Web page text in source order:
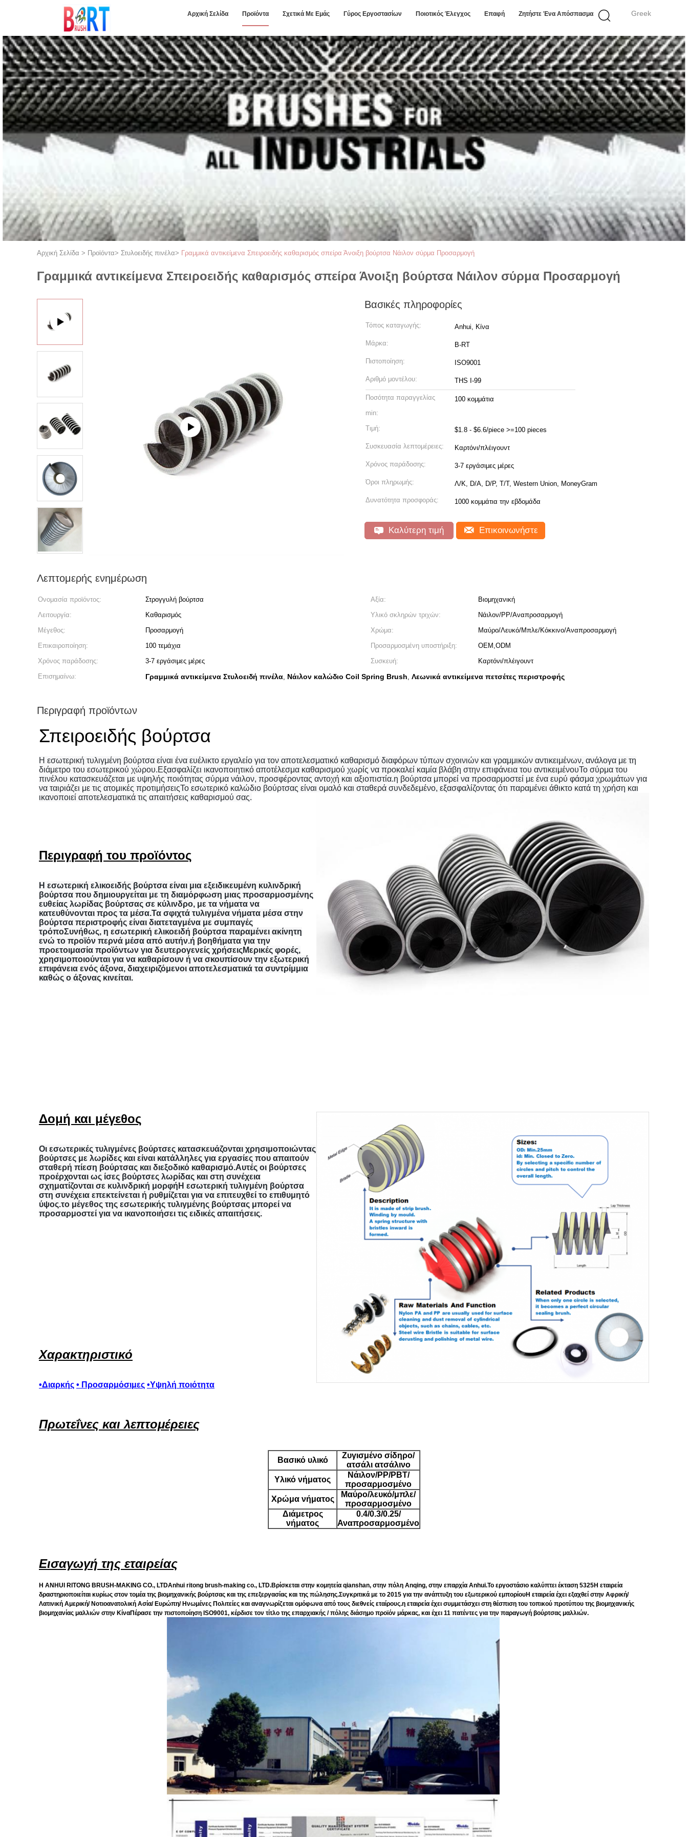
Greek
Αρχική Σελίδα Προϊόντα Σχετικά Με Εμάς Γύρος Εργοστασίων Ποιοτικός Έλεγχος Επαφή Ζητήστε Ένα Απόσπασμα
Αρχική Σελίδα > Προϊόντα> Στυλοειδής πινέλα> Γραμμικά αντικείμενα Σπειροειδής καθαρισμός σπείρα Άνοιξη βούρτσα Νάιλον σύρμα Προσαρμογή
Γραμμικά αντικείμενα Σπειροειδής καθαρισμός σπείρα Άνοιξη βούρτσα Νάιλον σύρμα Προσαρμογή
Βασικές πληροφορίες
Τόπος καταγωγής: Anhui, Κίνα
Μάρκα: B-RT
Πιστοποίηση: ISO9001
Αριθμό μοντέλου: ΤHS I-99
Ποσότητα παραγγελίας
min:
100 κομμάτια
Τιμή: $1.8 - $6.6/piece >=100 pieces
Συσκευασία λεπτομέρειες: Καρτόνι/πλέιγουντ
Χρόνος παράδοσης: 3-7 εργάσιμες μέρες
Όροι πληρωμής: Λ/Κ, D/A, D/P, T/T, Western Union, MoneyGram
Δυνατότητα προσφοράς: 1000 κομμάτια την εβδομάδα
Καλύτερη τιμή Επικοινωνήστε
Λεπτομερής ενημέρωση
Ονομασία προϊόντος: Στρογγυλή βούρτσα Αξία:
Βιομηχανική
Λειτουργία:
Καθαρισμός Υλικό σκληρών τριχών:
Νάιλον/PP/Αναπροσαρμογή
Μέγεθος:
Προσαρμογή Χρώμα:
Μαύρο/Λευκό/Μπλε/Κόκκινο/Αναπροσαρμογή
Επικαιροποίηση:
100 τεμάχια Προσαρμοσμένη υποστήριξη:
OEM,ODM
Χρόνος παράδοσης:
3-7 εργάσιμες μέρες Συσκευή:
Καρτόνι/πλέιγουντ
Επισημαίνω:
Γραμμικά αντικείμενα Στυλοειδή πινέλα, Νάιλον καλώδιο Coil Spring Brush, Λεωνικά αντικείμενα πετσέτες περιστροφής
Περιγραφή προϊόντων
Σπειροειδής βούρτσα
Η εσωτερική τυλιγμένη βούρτσα είναι ένα ευέλικτο εργαλείο για τον αποτελεσματικό καθαρισμό διαφόρων τύπων σχοινιών και γραμμικών αντικειμένων, ανάλογα με τη
διάμετρο του εσωτερικού χώρου.Εξασφαλίζει ικανοποιητικό αποτέλεσμα καθαρισμού χωρίς να προκαλεί καμία βλάβη στην επιφάνεια του αντικειμένουΤο σύρμα του
πινέλου κατασκευάζεται με υψηλής ποιότητας σύρμα νάιλον, προσφέροντας αντοχή και αξιοπιστία.η βούρτσα μπορεί να προσαρμοστεί με ένα ευρύ φάσμα χρωμάτων για
να ταιριάζει με τις ατομικές προτιμήσειςΤο εσωτερικό καλώδιο βούρτσας είναι ομαλό και σταθερά συνδεδεμένο, εξασφαλίζοντας ότι παραμένει άθικτο κατά τη χρήση και
ικανοποιεί αποτελεσματικά τις απαιτήσεις καθαρισμού σας.
Περιγραφή του προϊόντος
Η εσωτερική ελικοειδής βούρτσα είναι μια εξειδικευμένη κυλινδρική
βούρτσα που δημιουργείται με τη διαμόρφωση μιας προσαρμοσμένης
ευθείας λωρίδας βούρτσας σε κύλινδρο, με τα νήματα να
κατευθύνονται προς τα μέσα.Τα σφιχτά τυλιγμένα νήματα μέσα στην
βούρτσα περιστροφής είναι διατεταγμένα με συμπαγές
τρόποΣυνήθως, η εσωτερική ελικοειδή βούρτσα παραμένει ακίνητη
ενώ το προϊόν περνά μέσα από αυτήν.ή βοηθήματα για την
προετοιμασία προϊόντων για δευτερογενείς χρήσειςΜερικές φορές,
χρησιμοποιούνται για να καθαρίσουν ή να σκουπίσουν την εξωτερική
επιφάνεια ενός άξονα, διαχειριζόμενοι αποτελεσματικά τα συντρίμμια
καθώς ο άξονας κινείται.
Δομή και μέγεθος
Οι εσωτερικές τυλιγμένες βούρτσες κατασκευάζονται χρησιμοποιώντας
βούρτσες με λωρίδες και είναι κατάλληλες για εργασίες που απαιτούν
σταθερή πίεση βούρτσας και διεξοδικό καθαρισμό.Αυτές οι βούρτσες
προέρχονται ως ίσες βούρτσες λωρίδας και στη συνέχεια
σχηματίζονται σε κυλινδρική μορφήΗ εσωτερική τυλιγμένη βούρτσα
στη συνέχεια επεκτείνεται ή ρυθμίζεται για να επιτευχθεί το επιθυμητό
ύψος.το μέγεθος της εσωτερικής τυλιγμένης βούρτσας μπορεί να
προσαρμοστεί για να ικανοποιήσει τις ειδικές απαιτήσεις.
Χαρακτηριστικό
•Διαρκής • Προσαρμόσιμες •Υψηλή ποιότητα
Πρωτεΐνες και λεπτομέρειες
Βασικό υλικό
Ζυγισμένο σίδηρο/
ατσάλι ατσάλινο
Υλικό νήματος
Νάιλον/PP/PBT/
προσαρμοσμένο
Χρώμα νήματος
Μαύρο/λευκό/μπλε/
προσαρμοσμένο
Διάμετρος
νήματος
0.4/0.3/0.25/
Αναπροσαρμοσμένο
Εισαγωγή της εταιρείας
Η ANHUI RITONG BRUSH-MAKING CO., LTDAnhui ritong brush-making co., LTD.Βρίσκεται στην κομητεία qianshan, στην πόλη Anqing, στην επαρχία Anhui.Το εργοστάσιο καλύπτει έκταση 5325Η εταιρεία
δραστηριοποιείται κυρίως στον τομέα της βιομηχανικής βούρτσας και της επεξεργασίας και της πώλησης.Συγκριτικά με το 2015 για την ανάπτυξη του εξωτερικού εμπορίουΗ εταιρεία έχει εξαχθεί στην Αφρική/
Λατινική Αμερική/ Νοτιοανατολική Ασία/ Ευρώπη/ Ηνωμένες Πολιτείες και αναγνωρίζεται ομόφωνα από τους διεθνείς εταίρους.η εταιρεία έχει συμμετάσχει στη θέσπιση του τοπικού προτύπου της βιομηχανικής
βιομηχανίας μαλλιών στην ΚίναΠέρασε την πιστοποίηση ISO9001, κέρδισε τον τίτλο της επαρχιακής / πόλης διάσημο προϊόν μάρκας, και έχει 11 πατέντες για την παραγωγή βούρτσας μαλλιών.